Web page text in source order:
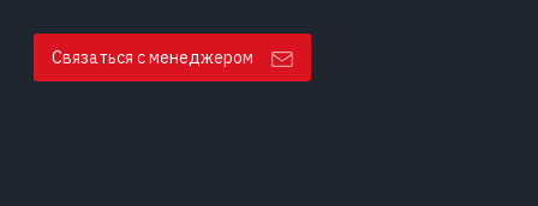
Связаться с менеджером